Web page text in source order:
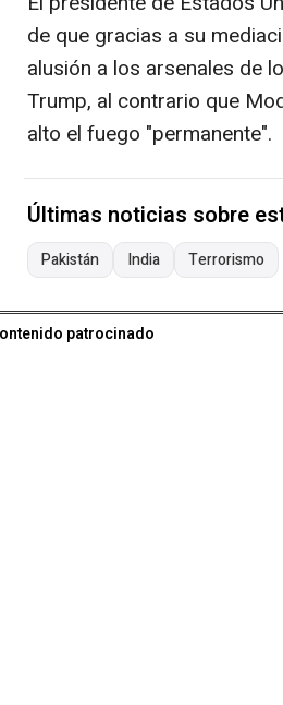
de que gracias a su
alusión a los arsenales de
Trump, al contrario que
alto el fuego "permanente".
Últimas noticias sobre
Pakistán India Terrorismo
patrocinado